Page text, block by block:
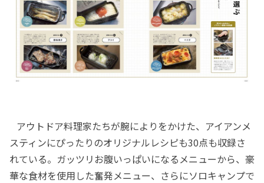
アウトドア料理家たちが腕によりをかけた、アイアンメ
スティンにぴったりのオリジナルレシピも30点も収録さ
れている。ガッツリお腹いっぱいになるメニューから、豪
華な食材を使用した奮発メニュー、さらにソロキャンプで